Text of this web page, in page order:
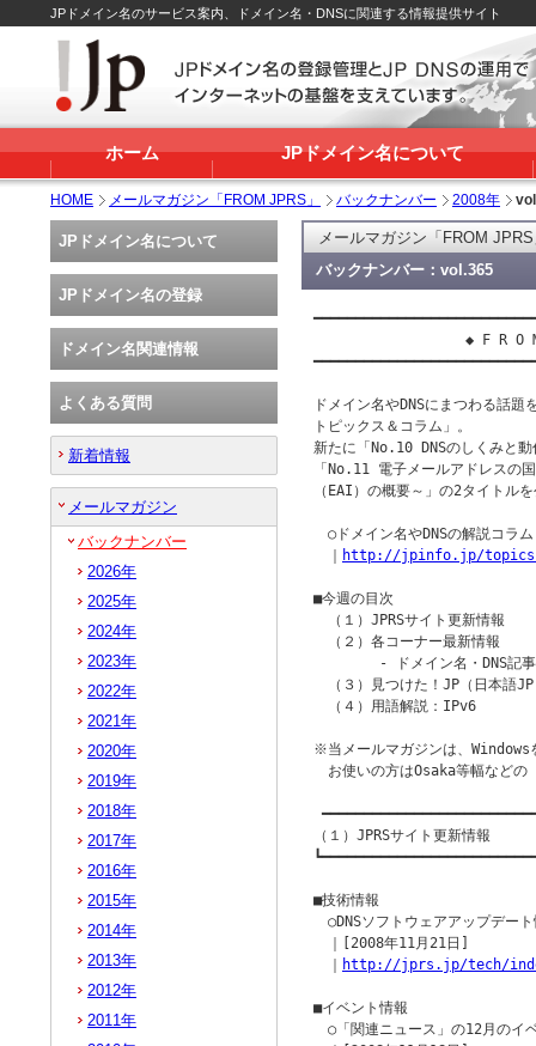
JPドメイン名のサービス案内、ドメイン名・DNSに関連する情報提供サイト
ホーム JPドメイン名について
HOME メールマガジン「FROM JPRS」 バックナンバー 2008年
メールマガジン「FROM
バックナンバー：vol.365
◆ F R O M　J P
ドメイン名やDNSにまつわる話
トピックス＆コラム」。
新たに「No.10 DNSのしくみと
「No.11 電子メールアドレ
（EAI）の概要～」の2タイトル
○ドメイン名やDNSの解説コラ
http://jpinfo.jp/topics-
■今週の目次
（１）JPRSサイト更新情報
（２）各コーナー最新情報
- ドメイン名・DNS記事
（３）見つけた！JP（日本語JP
（４）用語解説：IPv6
※当メールマガジンは、
お使いの方はOsaka等幅などの
（１）JPRSサイト更新情報
■技術情報
○DNSソフトウェアアップデー
｜[2008年11月21日]
http://jprs.jp/tech/
■イベント情報
○「関連ニュース」の12月のイ
JPドメイン名について
JPドメイン名の登録
ドメイン名関連情報
よくある質問
新着情報
メールマガジン
バックナンバー
2026年
2025年
2024年
2023年
2022年
2021年
2020年
2019年
2018年
2017年
2016年
2015年
2014年
2013年
2012年
2011年